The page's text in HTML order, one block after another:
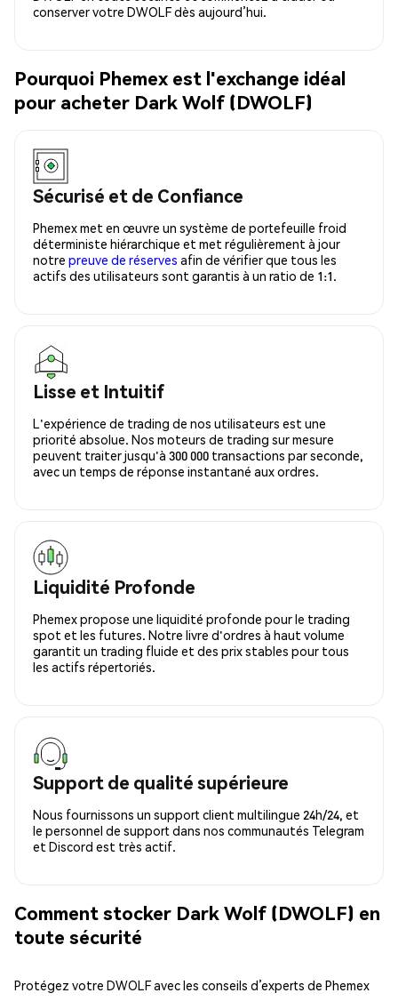
conserver votre DWOLF dès aujourd’hui.
Pourquoi Phemex est l'exchange idéal
pour acheter Dark Wolf (DWOLF)
Sécurisé et de Confiance
Phemex met en œuvre un système de portefeuille froid
déterministe hiérarchique et met régulièrement à jour
notre preuve de réserves afin de vérifier que tous les
actifs des utilisateurs sont garantis à un ratio de 1:1.
Lisse et Intuitif
L'expérience de trading de nos utilisateurs est une
priorité absolue. Nos moteurs de trading sur mesure
peuvent traiter jusqu'à 300 000 transactions par seconde,
avec un temps de réponse instantané aux ordres.
Liquidité Profonde
Phemex propose une liquidité profonde pour le trading
spot et les futures. Notre livre d'ordres à haut volume
garantit un trading fluide et des prix stables pour tous
les actifs répertoriés.
Support de qualité supérieure
Nous fournissons un support client multilingue 24h/24, et
le personnel de support dans nos communautés Telegram
et Discord est très actif.
Comment stocker Dark Wolf (DWOLF) en
toute sécurité
Protégez votre DWOLF avec les conseils d’experts de Phemex